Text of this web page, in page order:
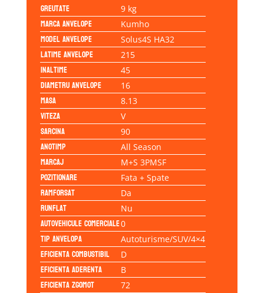
Greutate 9 kg
Marca anvelope Kumho
Model anvelope Solus4S HA32
Latime anvelope 215
Inaltime 45
Diametru anvelope 16
Masa 8.13
Viteza V
Sarcina 90
Anotimp All Season
Marcaj M+S 3PMSF
Pozitionare Fata + Spate
Ramforsat Da
Runflat Nu
Autovehicule comerciale0
Tip anvelopa Autoturisme/SUV/4×4
Eficienta Combustibil D
Eficienta Aderenta B
Eficienta Zgomot 72